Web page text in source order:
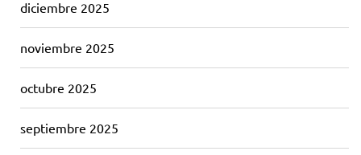
diciembre 2025
noviembre 2025
octubre 2025
septiembre 2025